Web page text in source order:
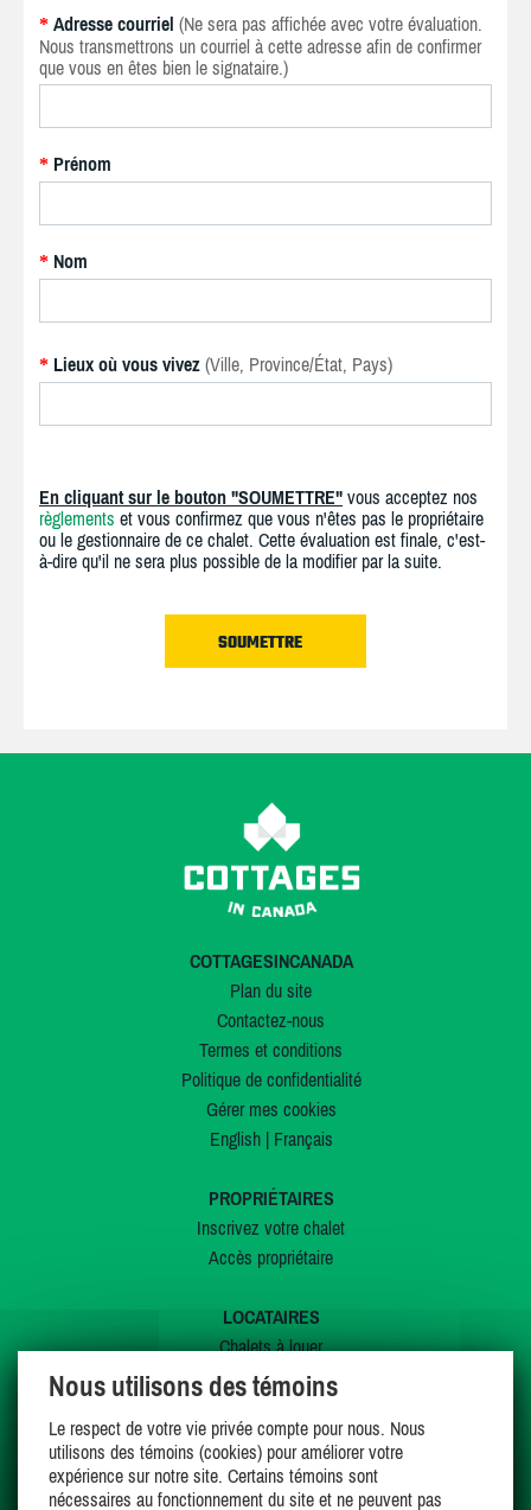
* Adresse courriel (Ne sera pas affichée avec votre évaluation.
Nous transmettrons un courriel à cette adresse afin de confirmer
que vous en êtes bien le signataire.)
* Prénom
* Nom
* Lieux où vous vivez (Ville, Province/État, Pays)
En cliquant sur le bouton "SOUMETTRE" vous acceptez nos
règlements et vous confirmez que vous n'êtes pas le propriétaire
ou le gestionnaire de ce chalet. Cette évaluation est finale, c'est-
à-dire qu'il ne sera plus possible de la modifier par la suite.
COTTAGESINCANADA
Plan du site
Contactez-nous
Termes et conditions
Politique de confidentialité
Gérer mes cookies
English| Français
PROPRIÉTAIRES
Inscrivez votre chalet
Accès propriétaire
LOCATAIRES
Chalets à louer
Chalets à vendre
Offres spéciales
Mes favoris
Nous utilisons des témoins
Le respect de votre vie privée compte pour nous. Nous
utilisons des témoins (cookies) pour améliorer votre
expérience sur notre site. Certains témoins sont
nécessaires au fonctionnement du site et ne peuvent pas